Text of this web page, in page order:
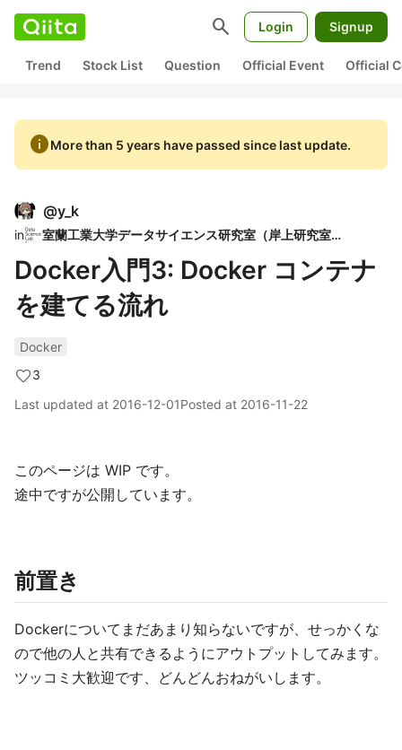
search Login Signup
Trend Stock List Question Official Event Official
infoMore than 5 years have passed since last update.
@y_k
in 室蘭工業大学データサイエンス研究室（岸上研究室）
Docker入門3: Docker コンテナ
を建てる流れ
Docker
3
Last updated at 2016-12-01Posted at 2016-11-22
このページは WIP です。
途中ですが公開しています。
前置き
Dockerについてまだあまり知らないですが、せっかくな
ので他の人と共有できるようにアウトプットしてみます。
ツッコミ大歓迎です、どんどんおねがいします。